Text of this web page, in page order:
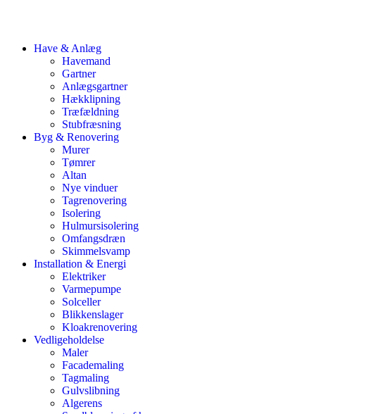
Have & Anlæg
Havemand
Gartner
Anlægsgartner
Hækklipning
Træfældning
Stubfræsning
Byg & Renovering
Murer
Tømrer
Altan
Nye vinduer
Tagrenovering
Isolering
Hulmursisolering
Omfangsdræn
Skimmelsvamp
Installation & Energi
Elektriker
Varmepumpe
Solceller
Blikkenslager
Kloakrenovering
Vedligeholdelse
Maler
Facademaling
Tagmaling
Gulvslibning
Algerens